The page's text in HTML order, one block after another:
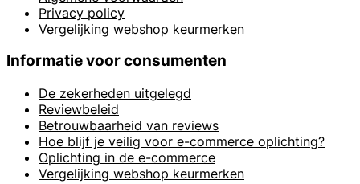
Privacy policy
Vergelijking webshop keurmerken
Informatie voor consumenten
De zekerheden uitgelegd
Reviewbeleid
Betrouwbaarheid van reviews
Hoe blijf je veilig voor e-commerce oplichting?
Oplichting in de e-commerce
Vergelijking webshop keurmerken